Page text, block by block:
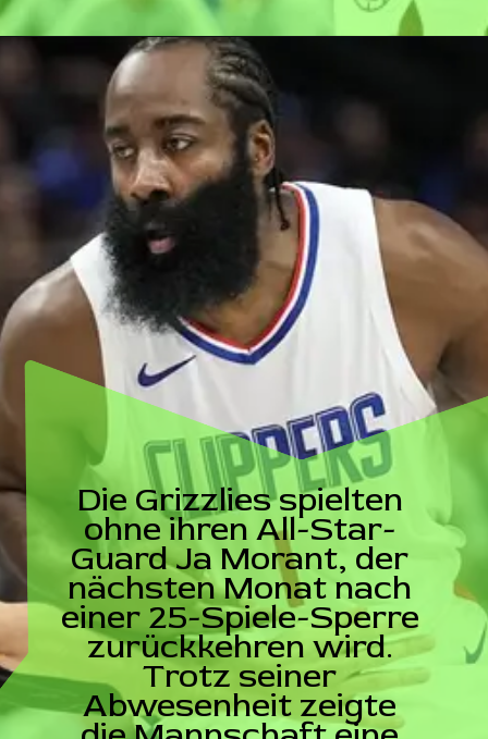
Die Grizzlies spielten
ohne ihren All-Star-
Guard Ja Morant, der
nächsten Monat nach
einer 25-Spiele-Sperre
zurückkehren wird.
Trotz seiner
Abwesenheit zeigte